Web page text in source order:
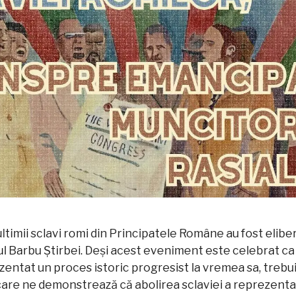
sclavi romi din Principatele Române au fost
Barbu Știrbei. Deși acest eveniment este celebrat
un proces istoric progresist la vremea sa,
ne demonstrează că abolirea sclaviei a